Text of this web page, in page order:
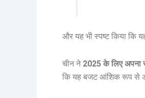
और यह भी स्पष्ट किया कि
चीन ने 2025 के लिए अपना
कि यह बजट आंशिक रूप से